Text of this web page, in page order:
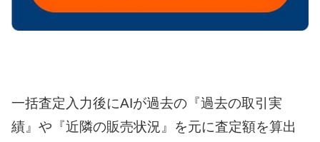
一括査定入力後にAIが過去の『過去の取引実
績』や『近隣の販売状況』を元に査定額を算出